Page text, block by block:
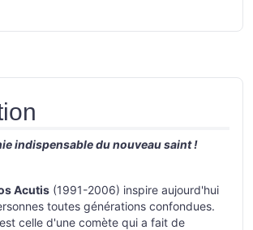
indispensable du nouveau saint !
Acutis (1991-2006) inspire aujourd'hui
toutes générations confondues.
est celle d'une comète qui a fait de